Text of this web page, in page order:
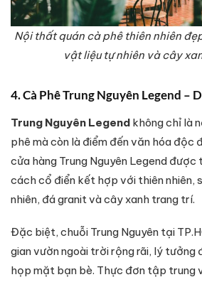
Nội thất quán cà phê thiên nhiên
vật liệu tự nhiên và cây
4. Cà Phê Trung Nguyên Legend –
Trung Nguyên Legend không chỉ là
phê mà còn là điểm đến văn hóa độc
cửa hàng Trung Nguyên Legend
cách cổ điển kết hợp với thiên nhiên,
nhiên, đá granit và cây xanh trang trí.
Đặc biệt, chuỗi Trung Nguyên tại
gian vườn ngoài trời rộng rãi, lý tưởng
họp mặt bạn bè. Thực đơn tập trung